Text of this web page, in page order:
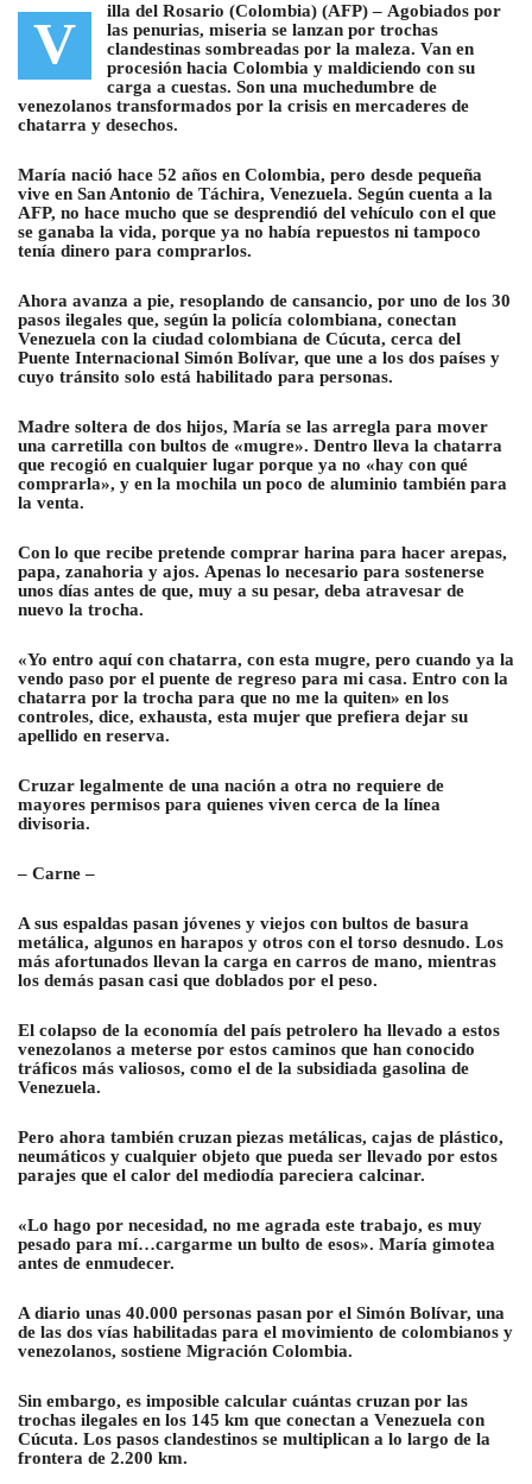
V illa del Rosario (Colombia) (AFP) – Agobiados por
las penurias, miseria se lanzan por trochas
clandestinas sombreadas por la maleza. Van en
procesión hacia Colombia y maldiciendo con su
carga a cuestas. Son una muchedumbre de
venezolanos transformados por la crisis en mercaderes de
chatarra y desechos.
María nació hace 52 años en Colombia, pero desde pequeña
vive en San Antonio de Táchira, Venezuela. Según cuenta a la
AFP, no hace mucho que se desprendió del vehículo con el que
se ganaba la vida, porque ya no había repuestos ni tampoco
tenía dinero para comprarlos.
Ahora avanza a pie, resoplando de cansancio, por uno de los 30
pasos ilegales que, según la policía colombiana, conectan
Venezuela con la ciudad colombiana de Cúcuta, cerca del
Puente Internacional Simón Bolívar, que une a los dos países y
cuyo tránsito solo está habilitado para personas.
Madre soltera de dos hijos, María se las arregla para mover
una carretilla con bultos de «mugre». Dentro lleva la chatarra
que recogió en cualquier lugar porque ya no «hay con qué
comprarla», y en la mochila un poco de aluminio también para
la venta.
Con lo que recibe pretende comprar harina para hacer arepas,
papa, zanahoria y ajos. Apenas lo necesario para sostenerse
unos días antes de que, muy a su pesar, deba atravesar de
nuevo la trocha.
«Yo entro aquí con chatarra, con esta mugre, pero cuando ya la
vendo paso por el puente de regreso para mi casa. Entro con la
chatarra por la trocha para que no me la quiten» en los
controles, dice, exhausta, esta mujer que prefiera dejar su
apellido en reserva.
Cruzar legalmente de una nación a otra no requiere de
mayores permisos para quienes viven cerca de la línea
divisoria.
– Carne –
A sus espaldas pasan jóvenes y viejos con bultos de basura
metálica, algunos en harapos y otros con el torso desnudo. Los
más afortunados llevan la carga en carros de mano, mientras
los demás pasan casi que doblados por el peso.
El colapso de la economía del país petrolero ha llevado a estos
venezolanos a meterse por estos caminos que han conocido
tráficos más valiosos, como el de la subsidiada gasolina de
Venezuela.
Pero ahora también cruzan piezas metálicas, cajas de plástico,
neumáticos y cualquier objeto que pueda ser llevado por estos
parajes que el calor del mediodía pareciera calcinar.
«Lo hago por necesidad, no me agrada este trabajo, es muy
pesado para mí…cargarme un bulto de esos». María gimotea
antes de enmudecer.
A diario unas 40.000 personas pasan por el Simón Bolívar, una
de las dos vías habilitadas para el movimiento de colombianos y
venezolanos, sostiene Migración Colombia.
Sin embargo, es imposible calcular cuántas cruzan por las
trochas ilegales en los 145 km que conectan a Venezuela con
Cúcuta. Los pasos clandestinos se multiplican a lo largo de la
frontera de 2.200 km.